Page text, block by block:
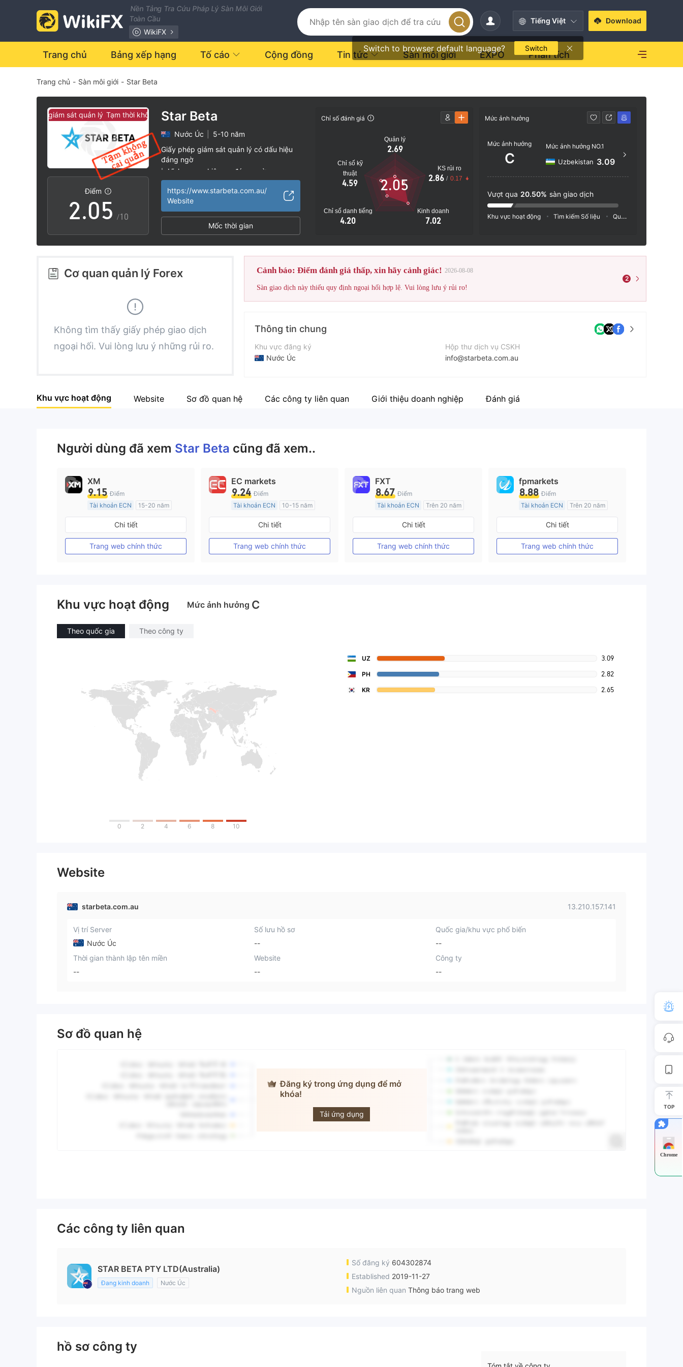
Nền Tảng Tra Cứu Pháp Lý Sàn Môi Giới
Toàn Cầu
WikiFX
Tiếng Việt
Switch to browser default language? Switch
Download
Trang chủ Bảng xếp hạng Tố cáo Cộng đồng Tin tức Sàn môi giới EXPO Phân tích
Trang chủ - Sàn môi giới - Star Beta
không có giám sát quản lý Tạm thời không có giám sát quản lý
Điểm
0
1
2
3
4
6
7
8
9
.0
1
2
4
5
6
7
8
9
0
1
2
3
4
5
6
7
9
/10
Star Beta
Nước Úc
5-10 năm
Giấy phép giám sát quản lý có dấu hiệu
đáng ngờ
| Lĩnh vực nghiệp vụ đáng ngờ
|
https://www.starbeta.com.au/
Website
Mốc thời gian
Chỉ số đánh giá
Quản lý
2.69
Chỉ số kỹ
thuật
4.59
Chỉ số danh tiếng
4.20
Kinh doanh
7.02
KS rủi ro
2.86 / 0.17
2.05
Mức ảnh hưởng
Mức ảnh hưởng
C
Mức ảnh hưởng NO.1
Uzbekistan 3.09
Vượt qua 20.50% sàn giao dịch
Khu vực hoạt động Tìm kiếm Số liệu Quảng cáo
Cơ quan quản lý Forex
Không tìm thấy giấy phép giao dịch
ngoại hối. Vui lòng lưu ý những rủi ro.
Cảnh báo: Điểm đánh giá thấp, xin hãy cảnh giác! 2026-08-08
Sàn giao dịch này thiếu quy định ngoại hối hợp lệ. Vui lòng lưu ý rủi ro!
2
Thông tin chung
Khu vực đăng ký
Nước Úc
Tên công ty
Hộp thư dịch vụ CSKH
info@starbeta.com.au
Địa chỉ công ty
Khu vực hoạt động Website Sơ đồ quan hệ Các công ty liên quan Giới thiệu doanh nghiệp Đánh giá
Người dùng đã xem Star Beta cũng đã xem..
XM
9.15 Điểm
Tài khoản ECN
15-20 năm
Đăng ký tại Nước Úc
MT4 Chính thức
Chi tiết
Trang web chính thức
EC markets
9.24 Điểm
Tài khoản ECN
10-15 năm
Đăng ký tại Nước Úc
MT4 Chính thức
Chi tiết
Trang web chính thức
FXT
8.67 Điểm
Tài khoản ECN
Trên 20 năm
Đăng ký tại Nước Úc
MT4 Chính thức
Chi tiết
Trang web chính thức
fpmarkets
8.88 Điểm
Tài khoản ECN
Trên 20 năm
Đăng ký tại Nước Úc
MT4 Chính thức
Chi tiết
Trang web chính thức
Khu vực hoạt động Mức ảnh hưởng C
Theo quốc gia Theo công ty
0 2 4 6 8 10
UZ 3.09
PH 2.82
KR 2.65
Website
starbeta.com.au 13.210.157.141
Vị trí Server
Nước Úc
Số lưu hồ sơ
--
Quốc gia/khu vực phổ biến
--
Thời gian thành lập tên miền
--
Website
--
Công ty
--
Sơ đồ quan hệ
Đăng ký trong ứng dụng để mở
khóa!
Tải ứng dụng
Các công ty liên quan
STAR BETA PTY LTD(Australia)
Đang kinh doanh Nước Úc
Số đăng ký 604302874
Established 2019-11-27
Nguồn liên quan Thông báo trang web
hồ sơ công ty
TOP
Chrome